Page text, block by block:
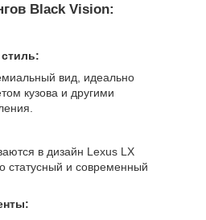
Black Vision:
вид, идеально
кузова и другими
в дизайн Lexus LX
статусный и современный